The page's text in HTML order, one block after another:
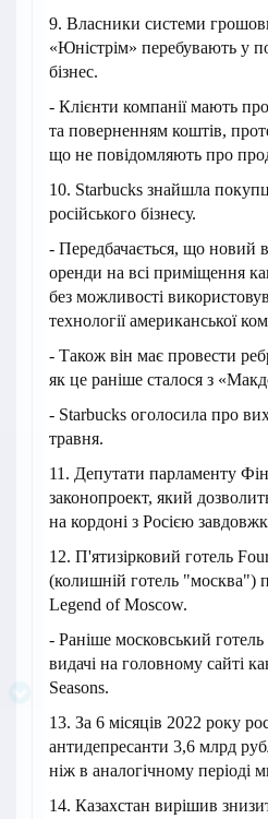
9. Власники системи
«Юністрім» перебувають у
бізнес.
- Клієнти компанії мають
та поверненням коштів,
що не повідомляють про
10. Starbucks знайшла
російського бізнесу.
- Передбачається, що новий
оренди на всі приміщення
без можливості
технології американської
- Також він має провести
як це раніше сталося з
- Starbucks оголосила про
травня.
11. Депутати парламенту
законопроект, який
на кордоні з Росією
12. П'ятизірковий готель
(колишній готель "москва")
Legend of Moscow.
- Раніше московський готель
видачі на головному сайті
Seasons.
13. За 6 місяців 2022 року
антидепресанти 3,6 млрд
ніж в аналогічному періоді
14. Казахстан вирішив